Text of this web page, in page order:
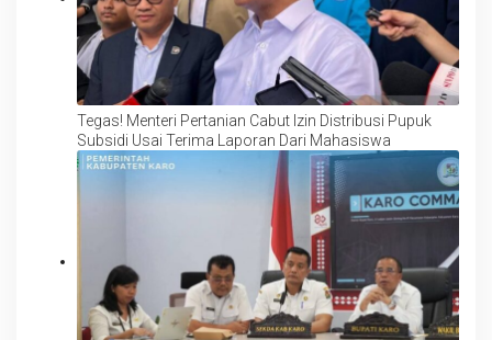
Tegas! Menteri Pertanian Cabut Izin Distribusi Pupuk
Subsidi Usai Terima Laporan Dari Mahasiswa